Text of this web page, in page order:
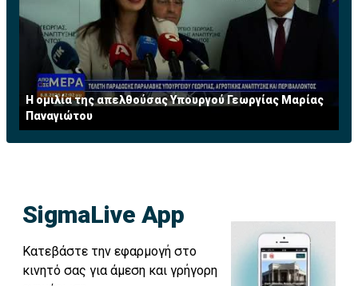
Η ομιλία της απελθούσας Υπουργού Γεωργίας Μαρίας
Παναγιώτου
SigmaLive App
Κατεβάστε την εφαρμογή στο
κινητό σας για άμεση και γρήγορη